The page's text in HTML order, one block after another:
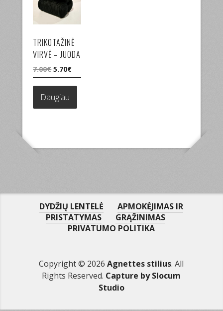
TRIKOTAŽINĖ
VIRVĖ – JUODA
7.00€Original
price
was:
7.00€.
5.70€Current
price
is:
Daugiau
DYDŽIŲ LENTELĖ
APMOKĖJIMAS IR
PRISTATYMAS
GRĄŽINIMAS
PRIVATUMO POLITIKA
Copyright © 2026Agnettes stilius. All
Rights Reserved. Capture by Slocum
Studio